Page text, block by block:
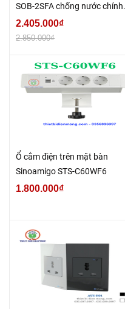
SOB-2SFA chống nước chính
hãng
2.405.000₫
2.850.000₫
Ổ cắm điện trên mặt bàn
Sinoamigo STS-C60WF6
1.800.000₫